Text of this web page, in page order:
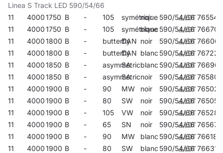
Linea S Track LED 590/54/66
11
40001750 B - 105 symétrique
noir 590/54/66 765544
11
40001750 B - 105 symétrique
blanc 590/54/66 766701
11
40001800 B - butterfly
DAN noir 590/54/66 766060
11
40001800 B - butterfly
DAN blanc 590/54/66 767227
11
40001850 B - asymmetric
SA blanc 590/54/66 766961
11
40001850 B - asymmetric
SA noir 590/54/66 765803
11
40001900 B - 90 MW noir 590/54/66 765025
11
40001900 B - 80 SW noir 590/54/66 765056
11
40001900 B - 105 VW noir 590/54/66 765285
11
40001900 B - 65 SN noir 590/54/66 765674
11
40001900 B - 90 MW blanc 590/54/66 766183
11
40001900 B - 80 SW blanc 590/54/66 766312